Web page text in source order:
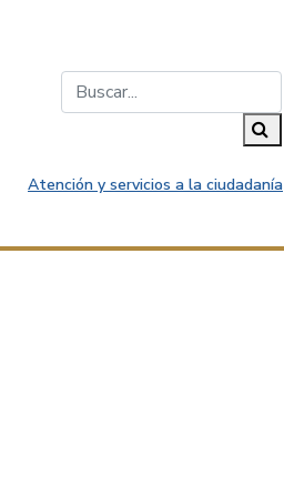
Atención y servicios a la ciudadanía